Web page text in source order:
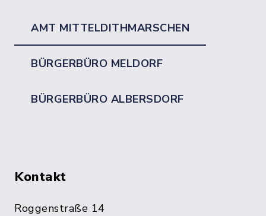
AMT MITTELDITHMARSCHEN
BÜRGERBÜRO MELDORF
BÜRGERBÜRO ALBERSDORF
Kontakt
Roggenstraße 14